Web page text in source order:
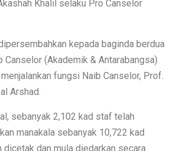
Khalil selaku Pro Canselor
kepada baginda berdua
Canselor (Akademik & Antarabangsa)
fungsi Naib Canselor, Prof.
Arshad.
sebanyak 2,102 kad staf telah
manakala sebanyak 10,722 kad
dicetak dan mula diedarkan secara